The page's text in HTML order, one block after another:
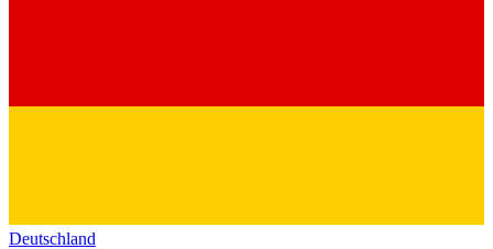
Deutschland